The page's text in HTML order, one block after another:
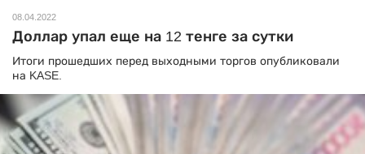
08.04.2022
Доллар упал еще на 12 тенге за сутки
Итоги прошедших перед выходными торгов опубликовали
на KASE.